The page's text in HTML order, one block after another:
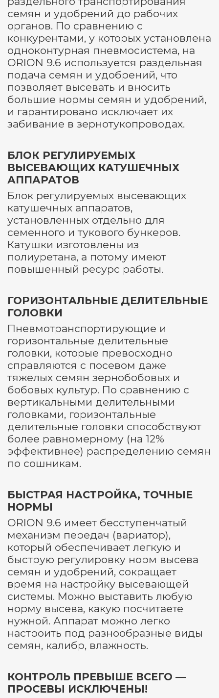
семян и удобрений до рабочих
органов. По сравнению с
конкурентами, у которых установлена
одноконтурная пневмосистема, на
ORION 9.6 используется раздельная
подача семян и удобрений, что
позволяет высевать и вносить
большие нормы семян и удобрений,
и гарантировано исключает их
забивание в зернотукопроводах.
БЛОК РЕГУЛИРУЕМЫХ
ВЫСЕВАЮЩИХ КАТУШЕЧНЫХ
АППАРАТОВ
Блок регулируемых высевающих
катушечных аппаратов,
установленных отдельно для
семенного и тукового бункеров.
Катушки изготовлены из
полиуретана, а потому имеют
повышенный ресурс работы.
ГОРИЗОНТАЛЬНЫЕ ДЕЛИТЕЛЬНЫЕ
ГОЛОВКИ
Пневмотранспортирующие и
горизонтальные делительные
головки, которые превосходно
справляются с посевом даже
тяжелых семян зернобобовых и
бобовых культур. По сравнению с
вертикальными делительными
головками, горизонтальные
делительные головки способствуют
более равномерному (на 12%
эффективнее) распределению семян
по сошникам.
БЫСТРАЯ НАСТРОЙКА, ТОЧНЫЕ
НОРМЫ
ORION 9.6 имеет бесступенчатый
механизм передач (вариатор),
который обеспечивает легкую и
быструю регулировку норм высева
семян и удобрений, сокращает
время на настройку высевающей
системы. Можно выставить любую
норму высева, какую посчитаете
нужной. Аппарат можно легко
настроить под разнообразные виды
семян, калибр, влажность.
КОНТРОЛЬ ПРЕВЫШЕ ВСЕГО ―
ПРОСЕВЫ ИСКЛЮЧЕНЫ!